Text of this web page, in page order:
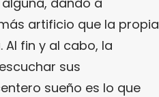
artificio que la propia
fin y al cabo, la
sus
sueño es lo que